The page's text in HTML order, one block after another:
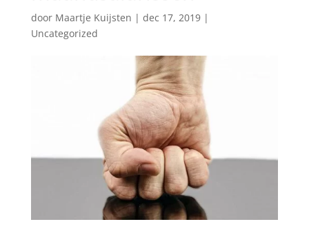
door Maartje Kuijsten | dec 17, 2019|
Uncategorized